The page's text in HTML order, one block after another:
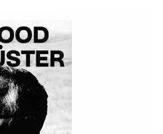
ihr Buddhismus in der
Halt gibt. Ein ehrliches
Alltag,
deutsche
am meisten
die Kommentare.